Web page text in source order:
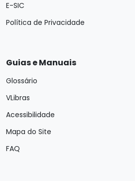
E-SIC
Política de Privacidade
Guias e Manuais
Glossário
VLibras
Acessibilidade
Mapa do Site
FAQ